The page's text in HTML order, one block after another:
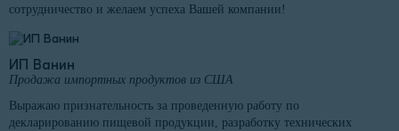
сотрудничество и желаем успеха Вашей компании!
ИП Ванин
Продажа импортных продуктов из США
Выражаю признательность за проведенную работу по
декларированию пищевой продукции, разработку технических